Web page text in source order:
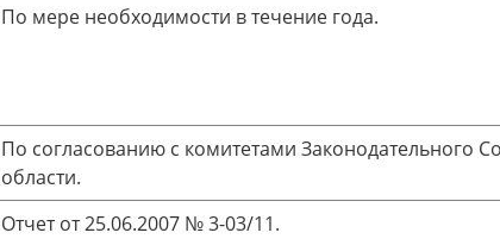
По мере необходимости в течение года.
По согласованию с комитетами Законодательного
области.
Отчет от 25.06.2007 № 3-03/11.